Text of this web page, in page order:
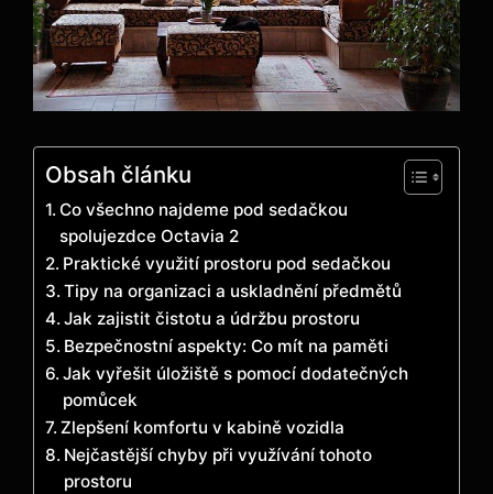
Obsah článku
Co všechno najdeme pod sedačkou
spolujezdce Octavia 2
Praktické využití prostoru pod sedačkou
Tipy na organizaci a uskladnění předmětů
Jak zajistit čistotu a údržbu prostoru
Bezpečnostní aspekty: Co mít na paměti
Jak vyřešit úložiště s pomocí dodatečných
pomůcek
Zlepšení komfortu v kabině vozidla
Nejčastější chyby při využívání tohoto
prostoru